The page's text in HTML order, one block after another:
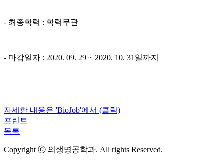
- 최종학력 : 학력무관
- 마감일자 : 2020. 09. 29 ~ 2020. 10. 31일까지
자세한 내용은 'BioJob'에서 (클릭)
프린트
목록
Copyright ⓒ 의생명공학과. All rights Reserved.